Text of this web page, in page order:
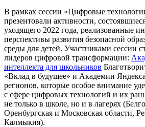
В рамках сессии «Цифровые
презентовали активности,
уходящего 2022 года, реализованные
перспективы развития безопасной
среды для детей. Участниками сессии
лидеров цифровой трансформации:
интеллекта для школьников
«Вклад в будущее» и Академии
регионов, которые особое внимание
с сфере цифровых технологий и их
не только в школе, но и в лагерях
Оренбургская и Московская области,
Калмыкия).